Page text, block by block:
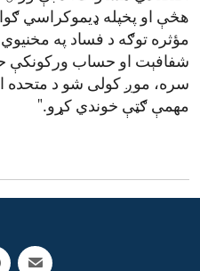
هڅې او پخپله ډیموکراسي
مؤثره توګه د فساد په
شفافېت او حساب ورکونکې
سره، موږ کولی شو د متحده
مهمې ګټې خوندي کړو."